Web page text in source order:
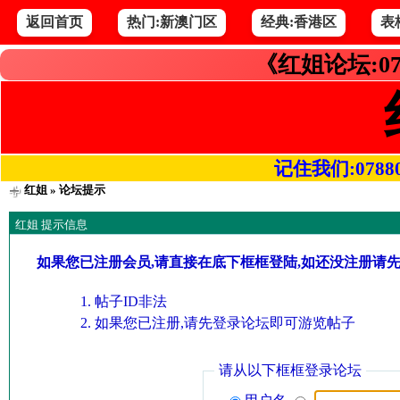
返回首页 热门:新澳门区 经典:香港区 表
《红姐论坛
记住我们
红姐» 论坛提示
红姐 提示信息
如果您已注册会员,请直接在底下框框登陆,如还没注册请
帖子ID非法
如果您已注册,请先登录论坛即可游览帖子
请从以下框框登录论坛